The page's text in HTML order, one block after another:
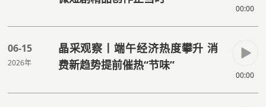
00:00
06-15
2026年
晶采观察丨端午经济热度攀升 消
费新趋势提前催热“节味”
00:00